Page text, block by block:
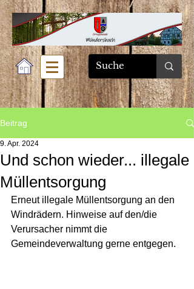
Beitrag
Und schon wieder... illegale
Müllentsorgung
9. Apr. 2024
Erneut illegale Müllentsorgung an den
Windrädern. Hinweise auf den/die
Verursacher nimmt die
Gemeindeverwaltung gerne entgegen.